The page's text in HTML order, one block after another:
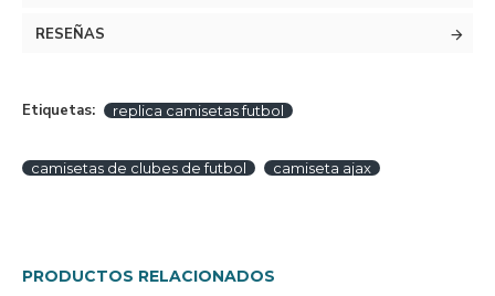
RESEÑAS
Etiquetas: replica camisetas futbol
camisetas de clubes de futbol camiseta ajax
PRODUCTOS RELACIONADOS